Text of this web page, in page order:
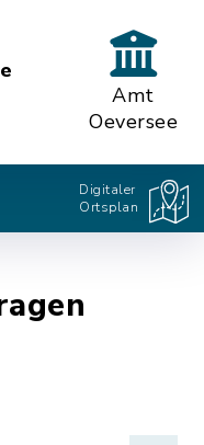
Amt
Oeversee
Digitaler
Ortsplan